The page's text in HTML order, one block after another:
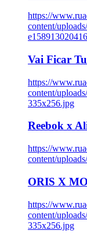
https://
content/
Vai Ficar
https://
content/
335x256.jpg
Reebok x
https://
content/
ORIS X
https://
content/
335x256.jpg